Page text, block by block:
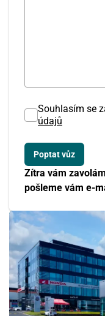
Souhlasím se
údajů
Zítra vám
pošleme vám e-